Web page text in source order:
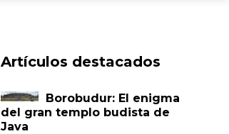
Artículos destacados
Borobudur: El enigma
del gran templo budista de
Java